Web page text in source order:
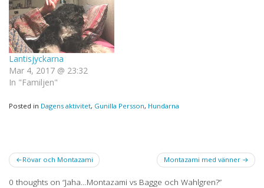
Lantisjyckarna
Mar 4, 2017 @ 23:32
In "Familjen"
Posted in Dagens aktivitet, Gunilla Persson, Hundarna
Post
navigation
Rövar och Montazami Montazami med vänner
0 thoughts on “Jaha…Montazami vs Bagge och Wahlgren?”